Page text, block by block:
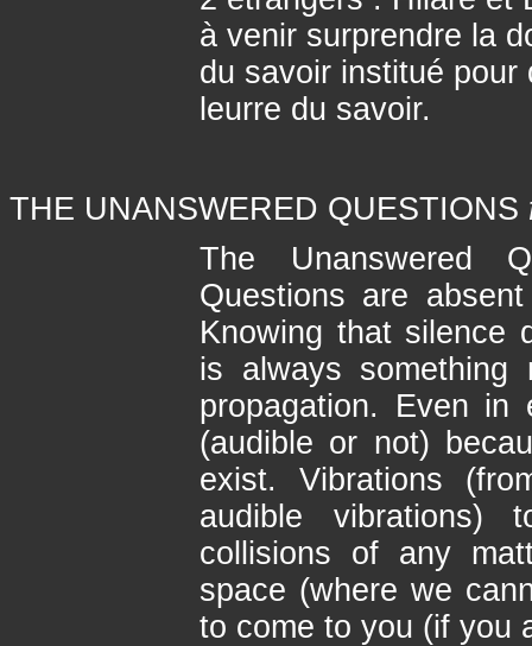
à venir surprendre la
du savoir institué
leurre du savoir.
THE UNANSWERED QUESTIONS
The Unanswered
Questions are
Knowing that silence
is always something
propagation. Even in
(audible or not)
exist. Vibrations
audible vibrations)
collisions of any
space (where we
to come to you (if you